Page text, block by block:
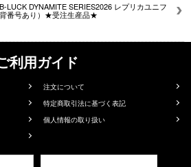
LUCK DYNAMITE SERIES2026 レプリカユニフ
番号あり）★受注生産品★
利用ガイド
注文について
特定商取引法に基づく表記
個人情報の取り扱い